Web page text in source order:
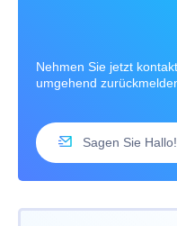
Nehmen Sie jetzt
umgehend
Sagen Sie Hallo!